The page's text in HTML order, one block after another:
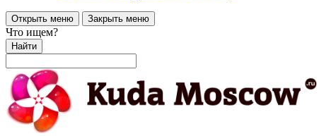
Открыть меню Закрыть меню
Что ищем?
Найти